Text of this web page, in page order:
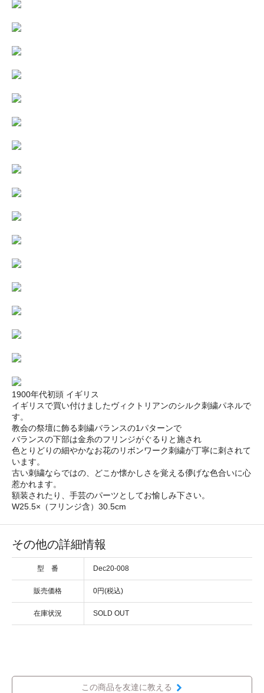
1900年代初頭 イギリス
イギリスで買い付けましたヴィクトリアンのシルク刺繍パネルで
す。
教会の祭壇に飾る刺繍バランスの1パターンで
バランスの下部は金糸のフリンジがぐるりと施され
色とりどりの細やかなお花のリボンワーク刺繍が丁寧に刺されて
います。
古い刺繍ならではの、どこか懐かしさを覚える儚げな色合いに心
惹かれます。
額装されたり、手芸のパーツとしてお愉しみ下さい。
W25.5×（フリンジ含）30.5cm
その他の詳細情報
型 番 Dec20-008
販売価格 0円(税込)
在庫状況 SOLD OUT
この商品を友達に教える